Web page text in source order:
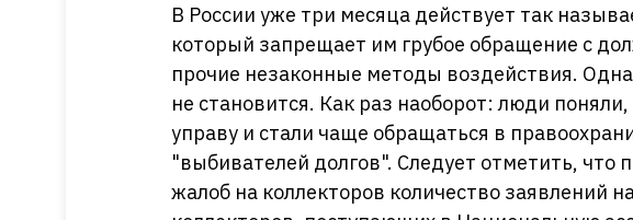
В России уже три месяца действует так
который запрещает им грубое обращение с
прочие незаконные методы воздействия.
не становится. Как раз наоборот: люди
управу и стали чаще обращаться в
"выбивателей долгов". Следует отметить, что
жалоб на коллекторов количество заявлений